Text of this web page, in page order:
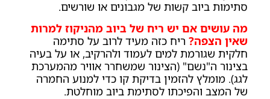
סתימות ביוב קשות של מגבונים או שורשים.
מה עושים אם יש ריח של ביוב מהניקוז למרות
שאין הצפה?ריח כזה מעיד לרוב על סתימה
חלקית שגורמת למים לעמוד ולהרקיב, או על בעיה
בצינור ה"נשם" (הצינור שמשחרר אוויר מהמערכת
לגג). מומלץ להזמין בדיקת קו כדי למנוע החמרה
של המצב והפיכתו לסתימת ביוב מוחלטת.